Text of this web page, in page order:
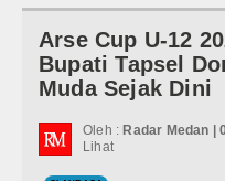
Politik
Hiburan
Olahraga
Pukul 22.00 WIB
Agustus 2026 Pukul
2026 di Hungaria
Kemala Bhayangkari
Arse Cup U-12
Bupati Tapsel
Muda Sejak Dini
Oleh : Radar Medan |
Lihat